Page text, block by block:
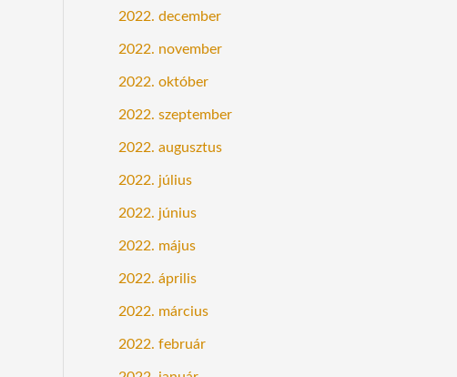
2022. december
2022. november
2022. október
2022. szeptember
2022. augusztus
2022. július
2022. június
2022. május
2022. április
2022. március
2022. február